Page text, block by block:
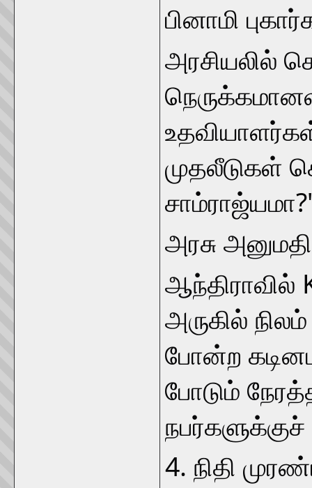
பினாமி
அரசியலில்
முதலீடுகள்
அரசு
ஆந்திராவில்
அருகில்
போன்ற
போடும்
4. நிதி